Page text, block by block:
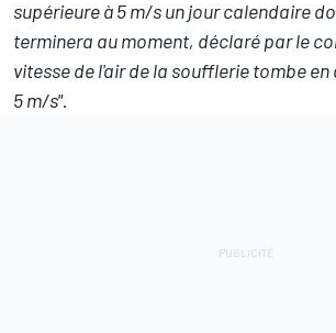
supérieure à 5 m/s un jour calendaire
terminera au moment, déclaré par le
vitesse de l'air de la soufflerie tombe en
5 m/s".